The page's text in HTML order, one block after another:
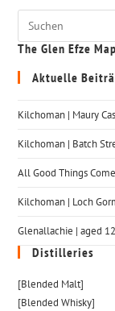
The Glen Efze
Aktuelle
Kilchoman | Maury
Kilchoman | Batch
All Good Things
Kilchoman | Loch
Glenallachie | aged
Distilleries
[Blended Malt]
[Blended Whisky]